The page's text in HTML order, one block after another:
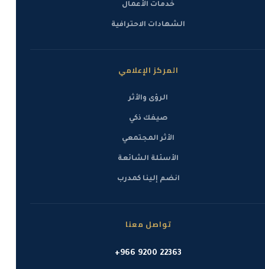
خدمات الأعمال
الشهادات الاحترافية
المركز الإعلامي
الرؤى والأثر
صيفك ذكي
الأثر المجتمعي
الأسئلة الشائعة
انضم إلينا كمدرب
تواصل معنا
+966 9200 22363